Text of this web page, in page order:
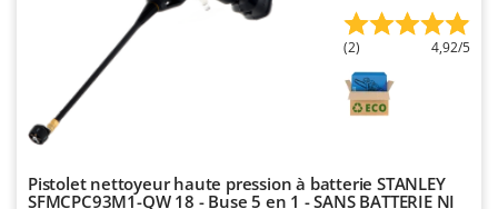
(2) 4,92/5
Pistolet nettoyeur haute pression à batterie STANLEY
SFMCPC93M1-QW 18 - Buse 5 en 1 - SANS BATTERIE NI